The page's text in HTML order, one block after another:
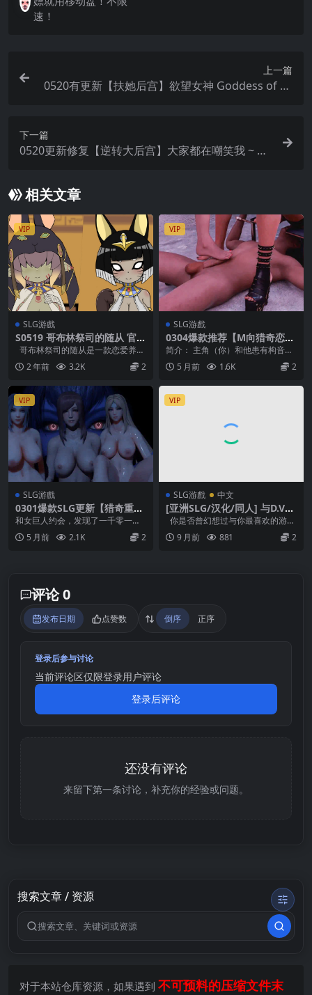
速！
上一篇
0520有更新【扶她后宫】欲望女神 Goddess of Lu
下一篇
0520更新修复【逆转大后宫】大家都在嘲笑我 ~ 皆
文】
相关文章
VIP
SLG游戲
S0519 哥布林祭司的随从 官中
动态
哥布林祭司的随从是一款恋爱养成
游戏 玩家将扮演一位旅途中昏厥的
男子...2 年前 3.2K 2
VIP
SLG游戲
0304爆款推荐【M向猎奇恋
爱】红颜知己 Soulmate Ep.4
简介： 主角（你）和他患有构音障
碍与失语症的养妹在兰威镇上大
学，还在兰威酒店打工...
5 月前 1.6K 2
VIP
SLG游戲
0301爆款SLG更新【猎奇重
口】与女巨人约会 Date a Gia
ntess ver5.22【中文汉化】
和女巨人约会，发现了一千零一种
死法。 【每日签到可以得1个金币~
免费兑换1个游戏...
5 月前 2.1K 2
VIP
SLG游戲 中文
[亚洲SLG/汉化/同人] 与D.Va
约会 A Date with D.Va [v0.2]
你是否曾幻想过与你最喜欢的游戏
角色约会？ 《与D.Va约会》让你扮
演主角，你...
9 月前 881 2
评论 0
发布日期 点赞数 倒序 正序
登录后参与讨论
当前评论区仅限登录用户评论
登录后评论
还没有评论
来留下第一条讨论，补充你的经验或问题。
搜索文章 / 资源
搜索关键词
对于本站仓库资源，如果遇到 不可预料的压缩文件末